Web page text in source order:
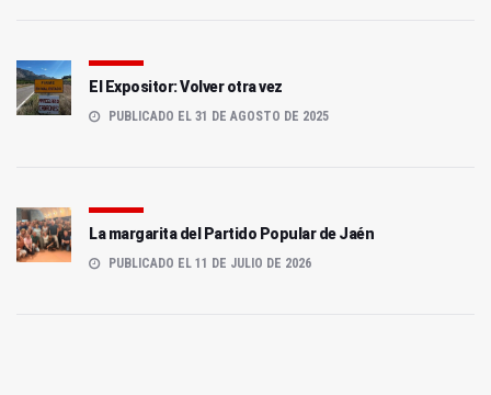
El Expositor: Volver otra vez
PUBLICADO EL 31 DE AGOSTO DE 2025
La margarita del Partido Popular de Jaén
PUBLICADO EL 11 DE JULIO DE 2026